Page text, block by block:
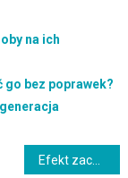
na ich
go bez poprawek?
Efekt zachodzącego słońca na twarzy – jak go osiągnąć?